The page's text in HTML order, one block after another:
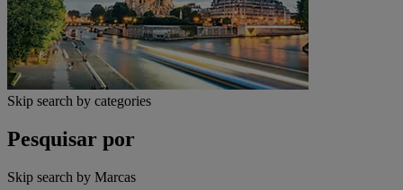
Skip search by categories
Pesquisar por
Skip search by Marcas